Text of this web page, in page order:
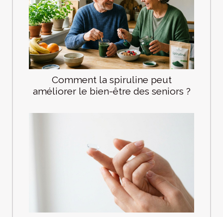
Comment la spiruline peut
améliorer le bien-être des seniors ?